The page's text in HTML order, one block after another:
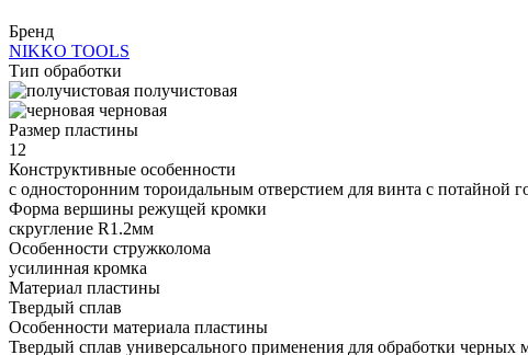
Бренд
NIKKO TOOLS
Тип обработки
получистовая
черновая
Размер пластины
12
Конструктивные особенности
с односторонним тороидальным отверстием для винта с потайной
Форма вершины режущей кромки
cкругление R1.2мм
Особенности стружколома
усилинная кромка
Материал пластины
Твердый сплав
Особенности материала пластины
Твердый сплав универсального применения для обработки черных